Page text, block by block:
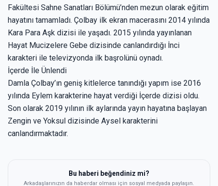
Fakültesi Sahne Sanatları Bölümü’nden mezun olarak eğitim
hayatını tamamladı. Çolbay ilk ekran macerasını 2014 yılında
Kara Para Aşk dizisi ile yaşadı. 2015 yılında yayınlanan
Hayat Mucizelere Gebe dizisinde canlandırdığı İnci
karakteri ile televizyonda ilk başrolünü oynadı.
İçerde İle Ünlendi
Damla Çolbay’ın geniş kitlelerce tanındığı yapım ise 2016
yılında Eylem karakterine hayat verdiği İçerde dizisi oldu.
Son olarak 2019 yılının ilk aylarında yayın hayatına başlayan
Zengin ve Yoksul dizisinde Aysel karakterini
canlandırmaktadır.
Bu haberi beğendiniz mi?
Arkadaşlarınızın da haberdar olması için sosyal medyada paylaşın.